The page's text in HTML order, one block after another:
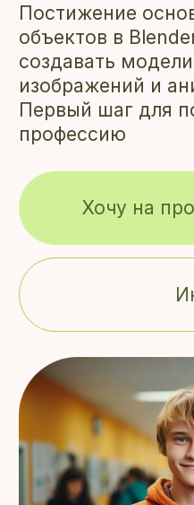
Постижение
объектов в
создавать
изображений и
Первый шаг для
профессию
Хочу на